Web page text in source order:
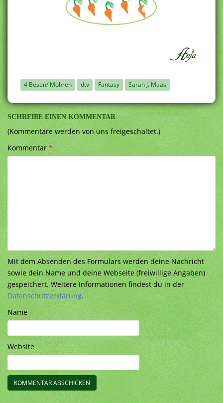
4 Besen/ Möhren dtv Fantasy Sarah J. Maas
SCHREIBE EINEN KOMMENTAR
(Kommentare werden von uns freigeschaltet.)
Kommentar*
Mit dem Absenden des Formulars werden deine Nachricht
sowie dein Name und deine Webseite (freiwillige Angaben)
gespeichert. Weitere Informationen findest du in der
Datenschutzerklärung.
Name
Website